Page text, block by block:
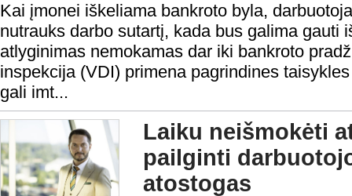
Kai įmonei iškeliama bankroto byla,
nutrauks darbo sutartį, kada bus galima gauti
atlyginimas nemokamas dar iki bankroto
inspekcija (VDI) primena pagrindines
gali imt...
Laiku neišmokėti
pailginti
atostogas